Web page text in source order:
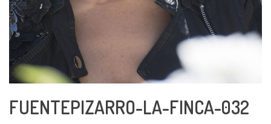
FUENTEPIZARRO-LA-FINCA-032